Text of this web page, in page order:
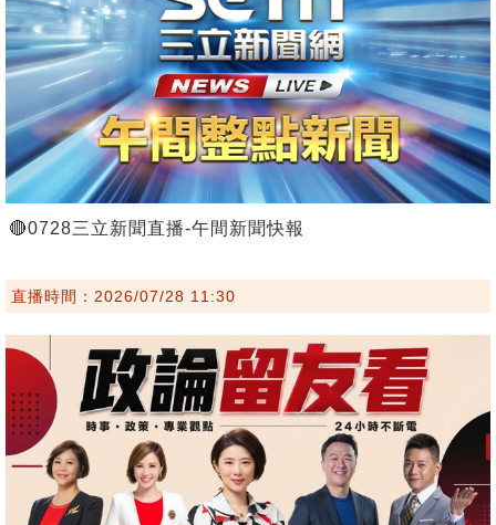
🔴0728三立新聞直播-午間新聞快報
直播時間：2026/07/28 11:30